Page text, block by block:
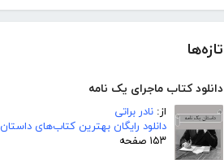
تازه‌ها
دانلود کتاب ماجرای یک نامه
از: نادر براتی
دانلود رایگان بهترین کتاب‌های داستان
۱۵۳ صفحه